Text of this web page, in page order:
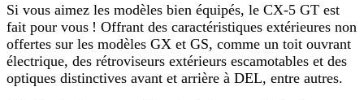
Si vous aimez les modèles bien équipés, le CX-5 GT est
fait pour vous ! Offrant des caractéristiques extérieures non
offertes sur les modèles GX et GS, comme un toit ouvrant
électrique, des rétroviseurs extérieurs escamotables et des
optiques distinctives avant et arrière à DEL, entre autres.